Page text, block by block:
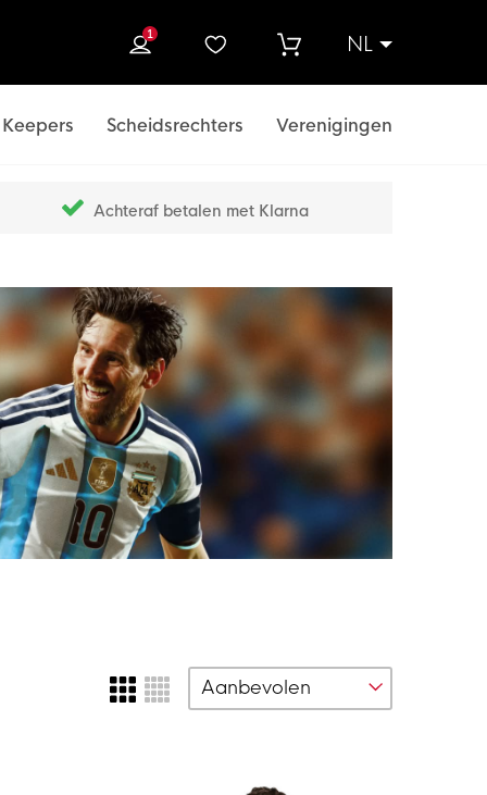
NL
1
Keepers Scheidsrechters Verenigingen
Achteraf betalen met Klarna